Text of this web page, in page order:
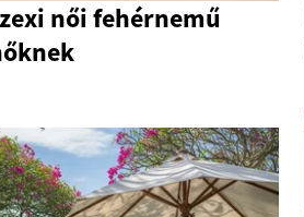
női fehérnemű